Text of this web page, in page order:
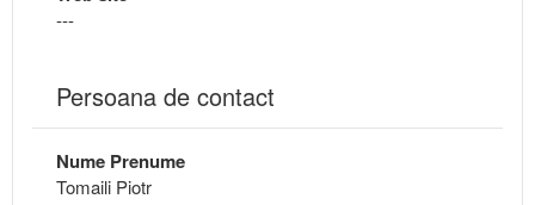
---
Persoana de contact
Nume Prenume
Tomaili Piotr